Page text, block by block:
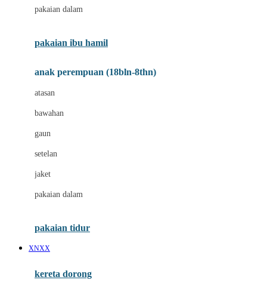
Cottonseeds
Crane
Drew
E
pakaian dalam
pakaian ibu hamil
anak perempuan (18bln-8thn)
atasan
bawahan
gaun
setelan
jaket
pakaian dalam
pakaian tidur
XNXX
kereta dorong